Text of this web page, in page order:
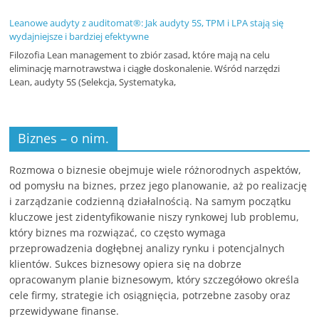
Leanowe audyty z auditomat®: Jak audyty 5S, TPM i LPA stają się
wydajniejsze i bardziej efektywne
Filozofia Lean management to zbiór zasad, które mają na celu
eliminację marnotrawstwa i ciągłe doskonalenie. Wśród narzędzi
Lean, audyty 5S (Selekcja, Systematyka,
Biznes – o nim.
Rozmowa o biznesie obejmuje wiele różnorodnych aspektów,
od pomysłu na biznes, przez jego planowanie, aż po realizację
i zarządzanie codzienną działalnością. Na samym początku
kluczowe jest zidentyfikowanie niszy rynkowej lub problemu,
który biznes ma rozwiązać, co często wymaga
przeprowadzenia dogłębnej analizy rynku i potencjalnych
klientów. Sukces biznesowy opiera się na dobrze
opracowanym planie biznesowym, który szczegółowo określa
cele firmy, strategie ich osiągnięcia, potrzebne zasoby oraz
przewidywane finanse.